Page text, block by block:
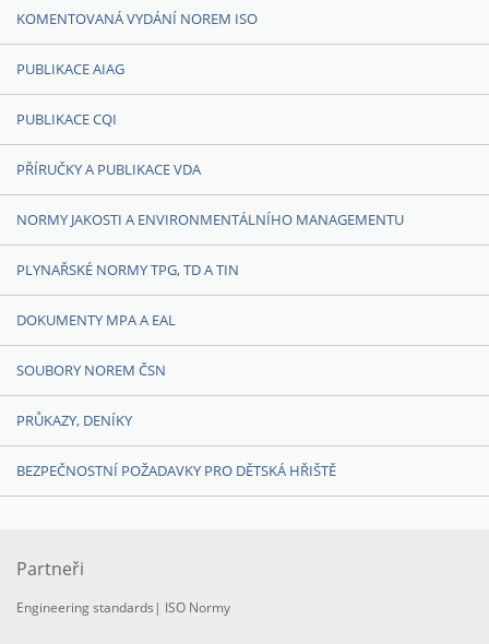
KOMENTOVANÁ VYDÁNÍ NOREM ISO
PUBLIKACE AIAG
PUBLIKACE CQI
PŘÍRUČKY A PUBLIKACE VDA
NORMY JAKOSTI A ENVIRONMENTÁLNÍHO MANAGEMENTU
PLYNAŘSKÉ NORMY TPG, TD A TIN
DOKUMENTY MPA A EAL
SOUBORY NOREM ČSN
PRŮKAZY, DENÍKY
BEZPEČNOSTNÍ POŽADAVKY PRO DĚTSKÁ HŘIŠTĚ
Partneři
Engineering standards | ISO Normy